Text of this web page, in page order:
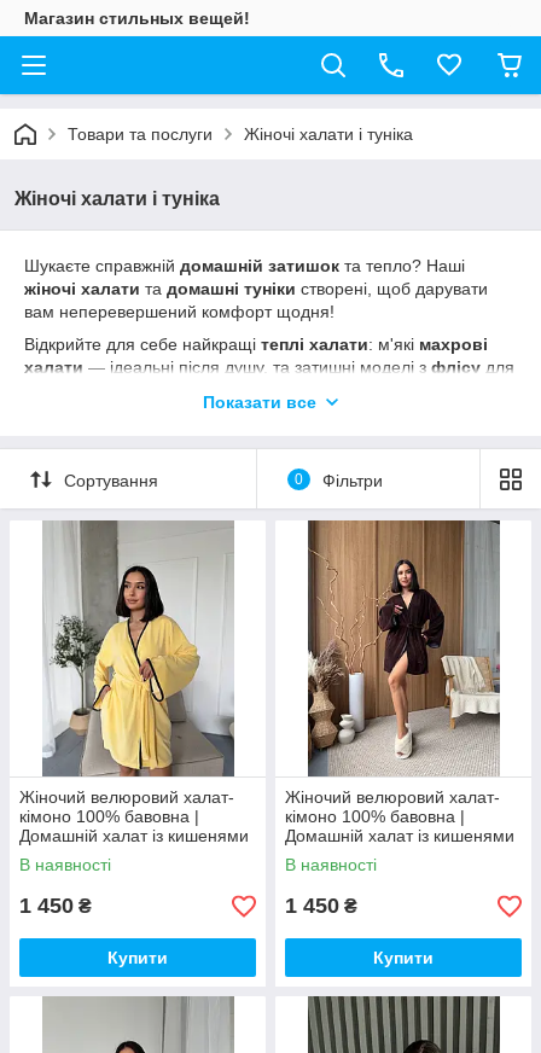
Магазин стильных вещей!
Товари та послуги Жіночі халати і туніка
Жіночі халати і туніка
Шукаєте справжній домашній затишок та тепло? Наші
жіночі халати та домашні туніки створені, щоб дарувати
вам неперевершений комфорт щодня!
Відкрийте для себе найкращі теплі халати: м'які махрові
халати — ідеальні після душу, та затишні моделі з флісу для
. Обирайте якісний
Показати все
Сортування 0 Фільтри
Жіночий велюровий халат-
кімоно 100% бавовна |
Домашній халат із кишенями
| М’який бавовняний халат
В наявності
1 450 ₴
Купити
Жіночий велюровий халат-
кімоно 100% бавовна |
Домашній халат із кишенями
| М’який бавовняний халат
В наявності
1 450 ₴
Купити